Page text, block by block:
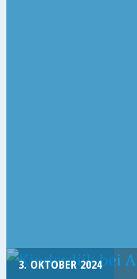
3. OKTOBER 2024